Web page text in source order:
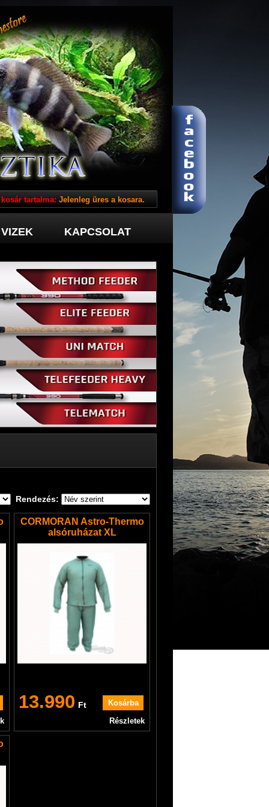
tartalma: Jelenleg üres a kosara.
VIZEK KAPCSOLAT
Rendezés:
CORMORAN Astro-Thermo
alsóruházat XL
13.990 Ft
Részletek